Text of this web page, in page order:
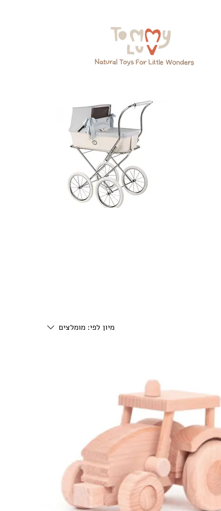
מיון לפי: מומלצים